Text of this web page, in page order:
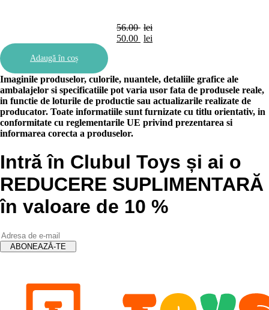
56.00 lei
Prețul
56.00 lei.
50.00 lei
50.00 lei.
Adaugă în coș
Imaginile produselor, culorile, nuantele, detaliile grafice ale
ambalajelor si specificatiile pot varia usor fata de produsele reale,
in functie de loturile de productie sau actualizarile realizate de
producator. Toate informatiile sunt furnizate cu titlu orientativ, in
conformitate cu reglementarile UE privind prezentarea si
informarea corecta a produselor.
Intră în Clubul Toys și ai o
REDUCERE SUPLIMENTARĂ
în valoare de 10 %